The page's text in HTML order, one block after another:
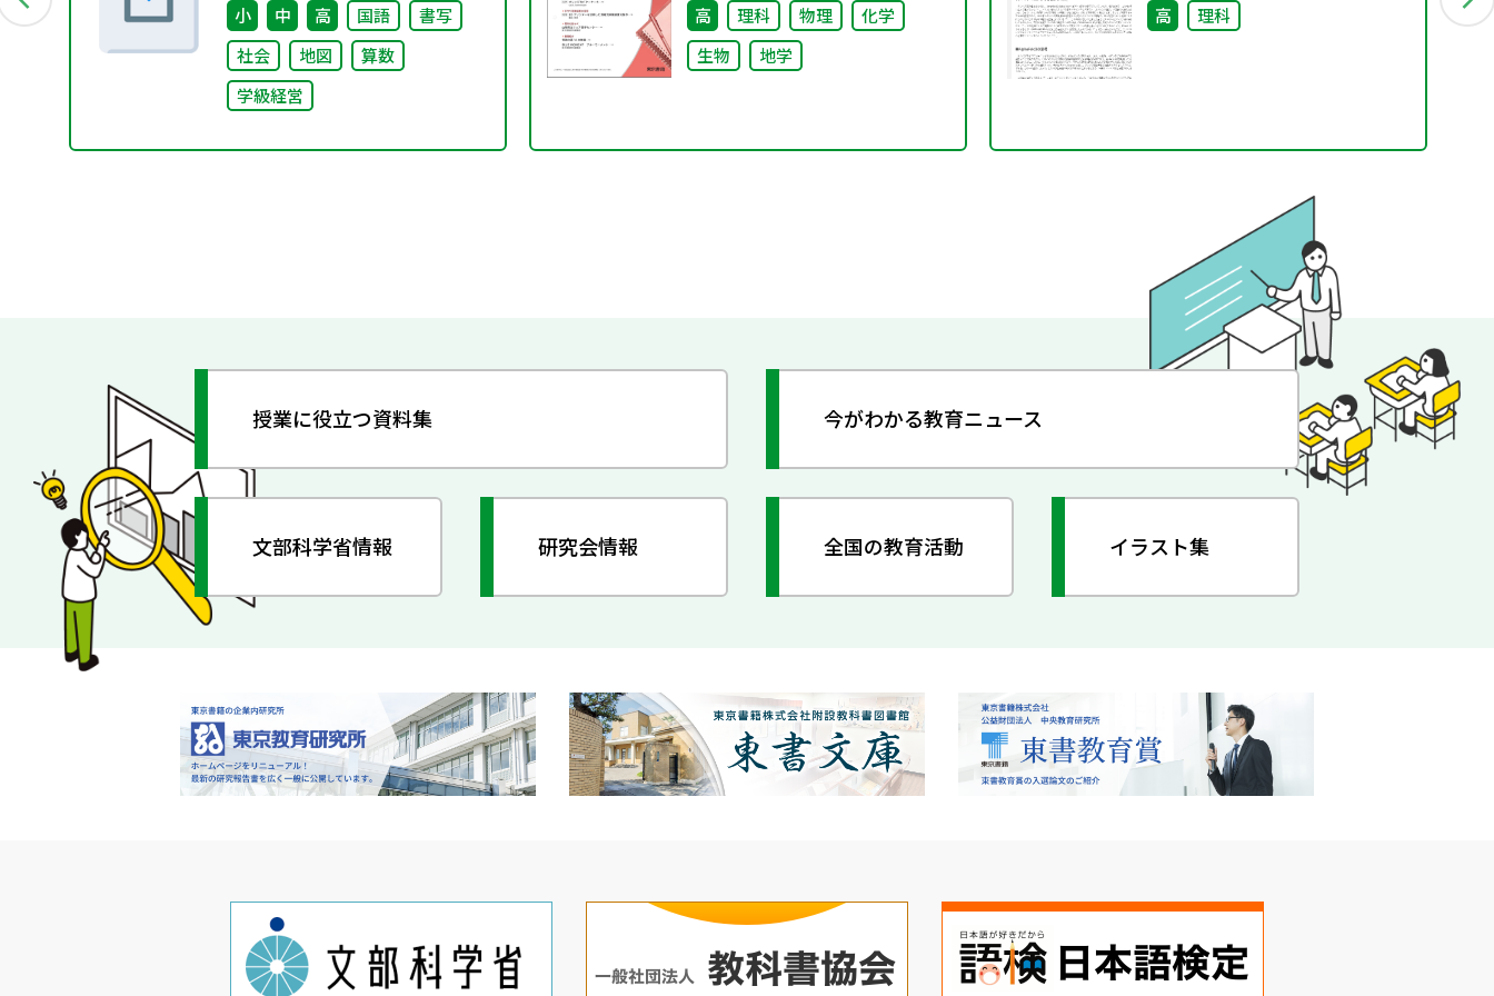
小 中 高 国語
書写
社会
地図
算数
学級経営
高 理科 物理
化学
生物
地学
知能
高 理科
授業に役立つ資料集 今がわかる教育ニュース
文部科学省情報 研究会情報 全国の教育活動 イラスト集